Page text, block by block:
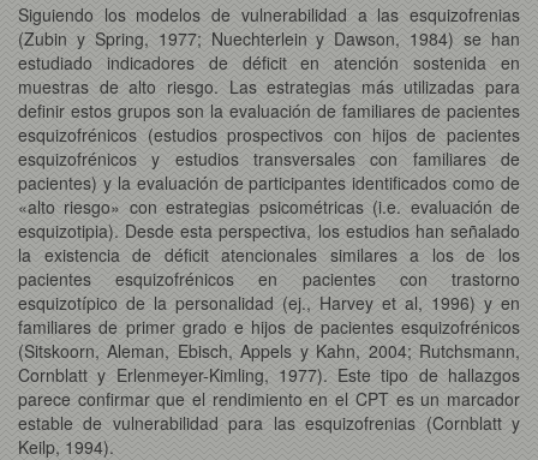
Siguiendo los modelos de vulnerabilidad a las esquizofrenias
(Zubin y Spring, 1977; Nuechterlein y Dawson, 1984) se han
estudiado indicadores de déficit en atención sostenida en
muestras de alto riesgo. Las estrategias más utilizadas para
definir estos grupos son la evaluación de familiares de pacientes
esquizofrénicos (estudios prospectivos con hijos de pacientes
esquizofrénicos y estudios transversales con familiares de
pacientes) y la evaluación de participantes identificados como de
«alto riesgo» con estrategias psicométricas (i.e. evaluación de
esquizotipia). Desde esta perspectiva, los estudios han señalado
la existencia de déficit atencionales similares a los de los
pacientes esquizofrénicos en pacientes con trastorno
esquizotípico de la personalidad (ej., Harvey et al, 1996) y en
familiares de primer grado e hijos de pacientes esquizofrénicos
(Sitskoorn, Aleman, Ebisch, Appels y Kahn, 2004; Rutchsmann,
Cornblatt y Erlenmeyer-Kimling, 1977). Este tipo de hallazgos
parece confirmar que el rendimiento en el CPT es un marcador
estable de vulnerabilidad para las esquizofrenias (Cornblatt y
Keilp, 1994).